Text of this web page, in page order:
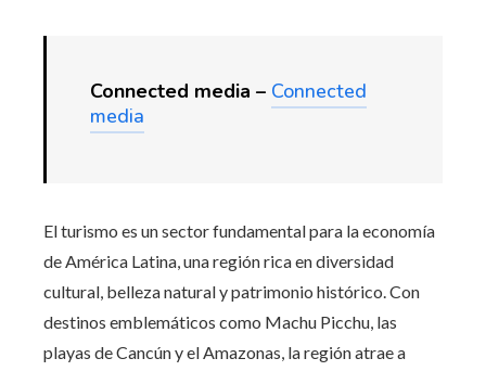
Connected media – Connected
media
El turismo es un sector fundamental para la economía
de América Latina, una región rica en diversidad
cultural, belleza natural y patrimonio histórico. Con
destinos emblemáticos como Machu Picchu, las
playas de Cancún y el Amazonas, la región atrae a